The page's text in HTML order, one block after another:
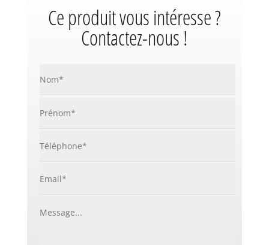
Ce produit vous intéresse ?
Contactez-nous !